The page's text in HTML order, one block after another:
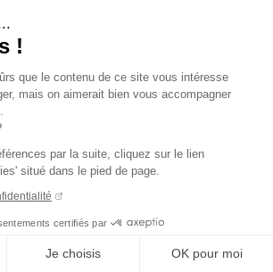
!
que le contenu de ce site vous intéresse
mais on aimerait bien vous accompagner
par la suite, cliquez sur le lien
situé dans le pied de page.
certifiés par
Je choisis OK pour moi